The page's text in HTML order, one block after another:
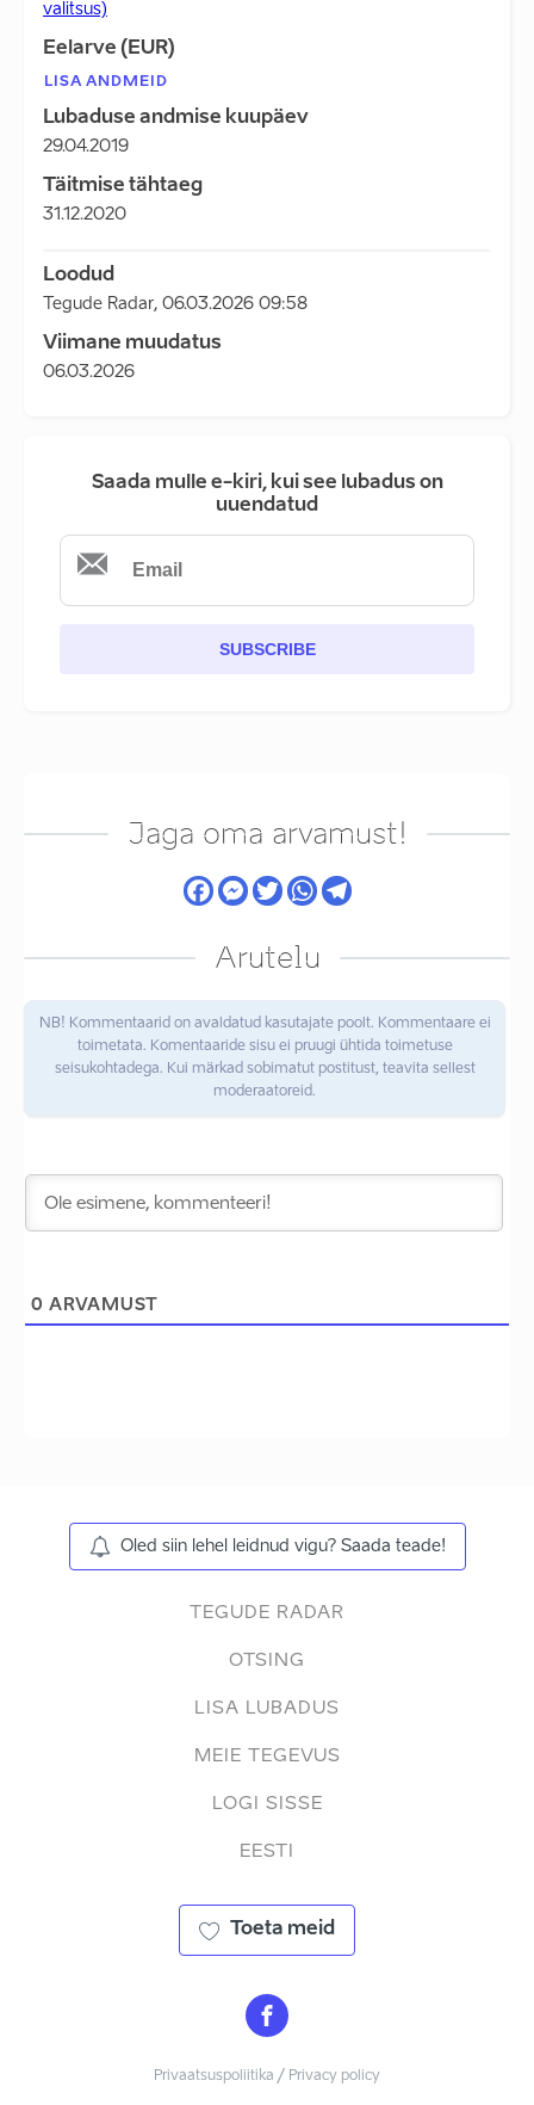
valitsus)
Eelarve (EUR)
LISA ANDMEID
Lubaduse andmise kuupäev
29.04.2019
Täitmise tähtaeg
31.12.2020
Loodud
Tegude Radar, 06.03.2026 09:58
Viimane muudatus
06.03.2026
Saada mulle e-kiri, kui see lubadus on
uuendatud
SUBSCRIBE
Jaga oma arvamust!
Arutelu
NB! Kommentaarid on avaldatud kasutajate poolt. Kommentaare ei
toimetata. Komentaaride sisu ei pruugi ühtida toimetuse
seisukohtadega. Kui märkad sobimatut postitust, teavita sellest
moderaatoreid.
0 ARVAMUST
Oled siin lehel leidnud vigu? Saada teade!
TEGUDE RADAR
OTSING
LISA LUBADUS
MEIE TEGEVUS
LOGI SISSE
EESTI
Toeta meid
Privaatsuspoliitika / Privacy policy